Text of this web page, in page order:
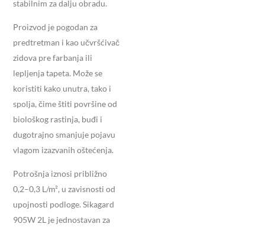
stabilnim za dalju obradu.
Proizvod je pogodan za
predtretman i kao učvršćivač
zidova pre farbanja ili
lepljenja tapeta. Može se
koristiti kako unutra, tako i
spolja, čime štiti površine od
biološkog rastinja, buđi i
dugotrajno smanjuje pojavu
vlagom izazvanih oštećenja.
Potrošnja iznosi približno
0,2–0,3 L/m², u zavisnosti od
upojnosti podloge. Sikagard
905W 2L je jednostavan za